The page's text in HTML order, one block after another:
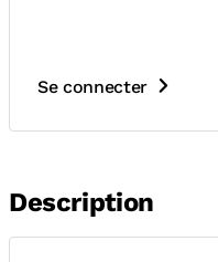
Se connecter
Description